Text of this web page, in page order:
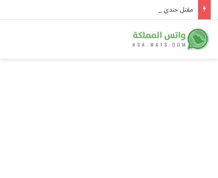
مقتل جندي سوري وإصابة اثنين برصاص مجهولين في دير الزور